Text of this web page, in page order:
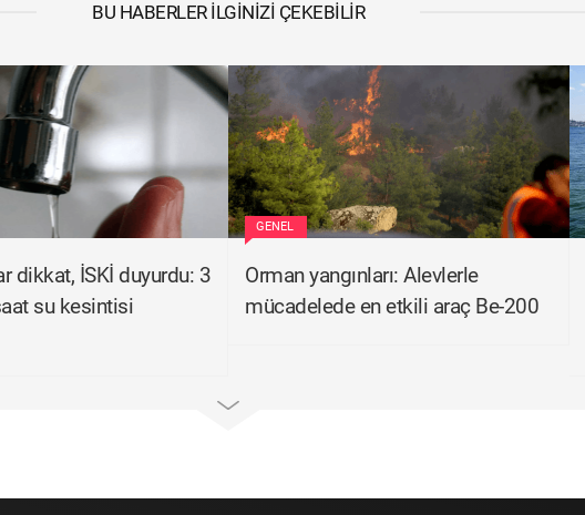
BU HABERLER İLGINIZI ÇEKEBILIR
dikkat, İSKİ duyurdu: 3
su kesintisi
GENEL
Orman yangınları: Alevlerle
mücadelede en etkili araç Be-200